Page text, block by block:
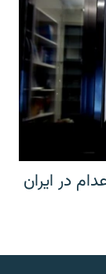
در ایران